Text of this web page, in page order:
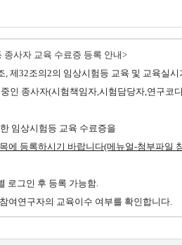
종사자 교육 수료증 등록 안내>
제32조의2의 임상시험등 교육 및 교육실
인 종사자(시험책임자,시험담당자,연구코
임상시험등 교육 수료증을
에 등록하시기 바랍니다(메뉴얼-첨부파일
로그인 후 등록 가능함.
여연구자의 교육이수 여부를 확인합니다.